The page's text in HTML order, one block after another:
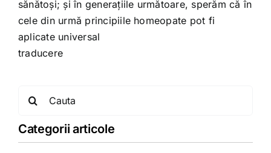
sănătoşi; şi în generaţiile următoare, sperăm că în
cele din urmă principiile homeopate pot fi
aplicate universal
traducere
Categorii articole